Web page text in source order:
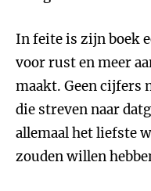
In feite is zijn boek
voor rust en meer
maakt. Geen cijfers
die streven naar
allemaal het liefste
zouden willen